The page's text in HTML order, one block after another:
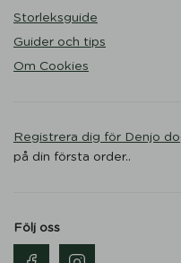
Storleksguide
Guider och tips
Om Cookies
Registrera dig för Denjo
på din första order..
Följ oss